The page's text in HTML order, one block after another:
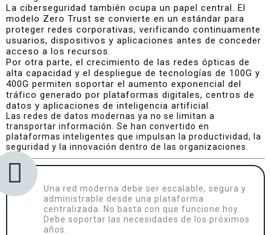
La ciberseguridad también ocupa un papel central. El
modelo Zero Trust se convierte en un estándar para
proteger redes corporativas, verificando continuamente
usuarios, dispositivos y aplicaciones antes de conceder
acceso a los recursos.
Por otra parte, el crecimiento de las redes ópticas de
alta capacidad y el despliegue de tecnologías de 100G y
400G permiten soportar el aumento exponencial del
tráfico generado por plataformas digitales, centros de
datos y aplicaciones de inteligencia artificial.
Las redes de datos modernas ya no se limitan a
transportar información. Se han convertido en
plataformas inteligentes que impulsan la productividad, la
seguridad y la innovación dentro de las organizaciones.
Una red moderna debe ser escalable, segura y
administrable desde una plataforma
centralizada. No basta con que funcione hoy.
Debe soportar las necesidades de los próximos
años.